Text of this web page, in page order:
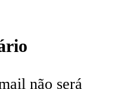
não será